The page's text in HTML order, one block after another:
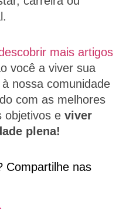
mais artigos
você a viver sua
nossa comunidade
com as melhores
objetivos e viver
plena!
Compartilhe nas